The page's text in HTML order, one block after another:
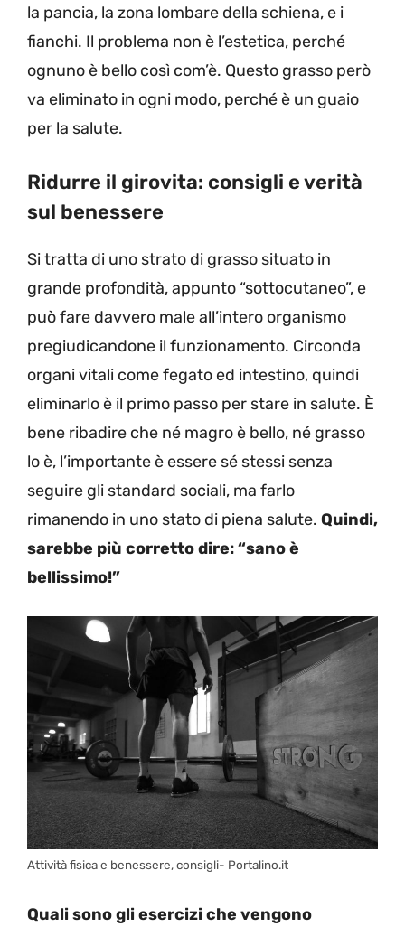
la pancia, la zona lombare della schiena, e i
fianchi. Il problema non è l’estetica, perché
ognuno è bello così com’è. Questo grasso però
va eliminato in ogni modo, perché è un guaio
per la salute.
Ridurre il girovita: consigli e verità
sul benessere
Si tratta di uno strato di grasso situato in
grande profondità, appunto “sottocutaneo”, e
può fare davvero male all’intero organismo
pregiudicandone il funzionamento. Circonda
organi vitali come fegato ed intestino, quindi
eliminarlo è il primo passo per stare in salute. È
bene ribadire che né magro è bello, né grasso
lo è, l’importante è essere sé stessi senza
seguire gli standard sociali, ma farlo
rimanendo in uno stato di piena salute. Quindi,
sarebbe più corretto dire: “sano è
bellissimo!”
Attività fisica e benessere, consigli- Portalino.it
Quali sono gli esercizi che vengono